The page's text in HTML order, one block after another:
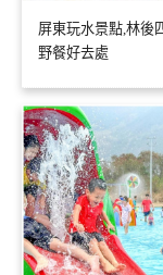
屏東玩水景點,林後
野餐好去處